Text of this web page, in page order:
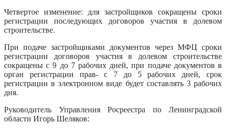
Четвертое изменение: для застройщиков сокращены сроки
регистрации последующих договоров участия в долевом
строительстве.
При подаче застройщиками документов через МФЦ сроки
регистрации договоров участия в долевом строительстве
сокращены с 9 до 7 рабочих дней, при подаче документов в
орган регистрации прав- с 7 до 5 рабочих дней, срок
регистрации в электронном виде будет составлять 3 рабочих
дня.
Руководитель Управления Росреестра по Ленинградской
области Игорь Шеляков: